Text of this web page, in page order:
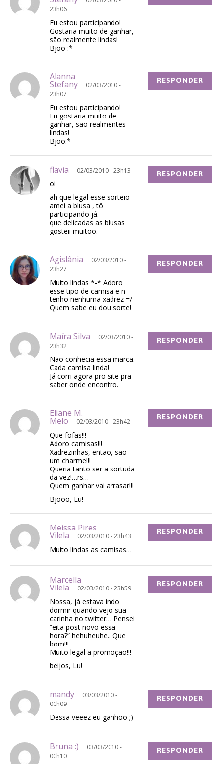
23h06
Eu estou participando!
Gostaria muito de ganhar,
são realmente lindas!
Bjoo :*
Alanna
Stefany
02/03/2010 -
23h07
Eu estou participando!
Eu gostaria muito de
ganhar, são realmentes
lindas!
Bjoo:*
RESPONDER
flavia 02/03/2010 - 23h13
oi
ah que legal esse sorteio
amei a blusa , tô
participando já.
que delicadas as blusas
gosteii muitoo.
RESPONDER
Agislânia
02/03/2010 -
23h27
Muito lindas *-* Adoro
esse tipo de camisa e ñ
tenho nenhuma xadrez =/
Quem sabe eu dou sorte!
RESPONDER
Maíra Silva
02/03/2010 -
23h32
Não conhecia essa marca.
Cada camisa linda!
Já corri agora pro site pra
saber onde encontro.
RESPONDER
Eliane M.
Melo 02/03/2010 - 23h42
Que fofas!!!
Adoro camisas!!!
Xadrezinhas, então, são
um charme!!!
Queria tanto ser a sortuda
da vez!…rs…
Quem ganhar vai arrasar!!!
Bjooo, Lu!
RESPONDER
Meissa Pires
Vilela 02/03/2010 - 23h43
Muito lindas as camisas…
RESPONDER
Marcella
Vilela 02/03/2010 - 23h59
Nossa, já estava indo
dormir quando vejo sua
carinha no twitter… Pensei
“eita post novo essa
hora?” hehuheuhe.. Que
bom!!!
Muito legal a promoção!!!
beijos, Lu!
RESPONDER
mandy
03/03/2010 -
00h09
Dessa veeez eu ganhoo ;)
RESPONDER
Bruna :)
03/03/2010 -
00h10
RESPONDER